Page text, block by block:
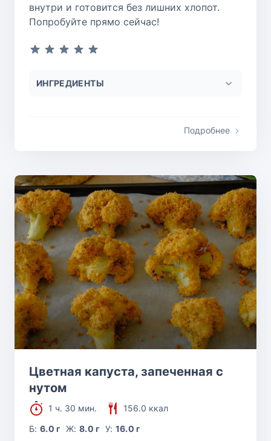
внутри и готовится без лишних хлопот.
Попробуйте прямо сейчас!
ИНГРЕДИЕНТЫ
Подробнее
Цветная капуста, запеченная с
нутом
1 ч. 30 мин.
156.0 ккал
Б:6.0 г Ж: 8.0 г У: 16.0 г